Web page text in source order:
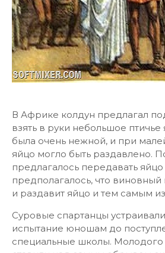
В Африке колдун предлагал
взять в руки небольшое птичье
была очень нежной, и при
яйцо могло быть раздавлено.
предлагалось передавать
предполагалось, что
и раздавит яйцо и тем самым
Суровые спартанцы
испытание юношам до
специальные школы. Молодого